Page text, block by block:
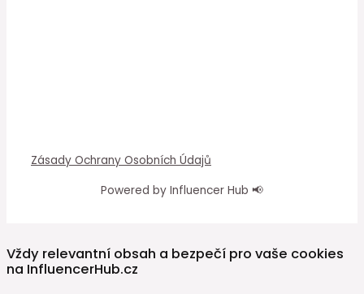
Zásady Ochrany Osobních Údajů
Powered by Influencer Hub 📢
Vždy relevantní obsah a bezpečí pro vaše cookies
na InfluencerHub.cz